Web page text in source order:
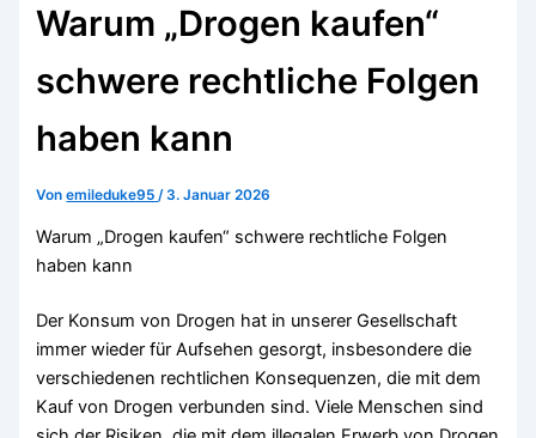
Warum „Drogen kaufen“
schwere rechtliche Folgen
haben kann
Vonemileduke95 /3. Januar 2026
Warum „Drogen kaufen“ schwere rechtliche Folgen
haben kann
Der Konsum von Drogen hat in unserer Gesellschaft
immer wieder für Aufsehen gesorgt, insbesondere die
verschiedenen rechtlichen Konsequenzen, die mit dem
Kauf von Drogen verbunden sind. Viele Menschen sind